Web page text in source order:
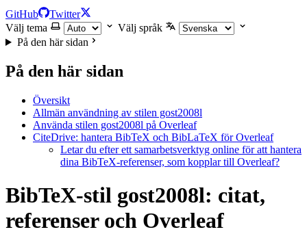
GitHub
Twitter
Välj tema
Välj språk
På den här sidan
På den här sidan
Översikt
Allmän användning av stilen gost2008l
Använda stilen gost2008l på Overleaf
CiteDrive: hantera BibTeX och BibLaTeX för Overleaf
Letar du efter ett samarbetsverktyg online för att hantera
dina BibTeX-referenser, som kopplar till Overleaf?
BibTeX-stil gost2008l: citat,
referenser och Overleaf